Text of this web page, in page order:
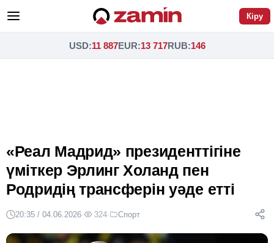
Кіру
USD:11 887EUR:13 717RUB:146
«Реал Мадрид» президенттігіне
үміткер Эрлинг Холанд пен
Родридің трансферін уәде етті
20:35 / 04.06.2026· 324· Спорт